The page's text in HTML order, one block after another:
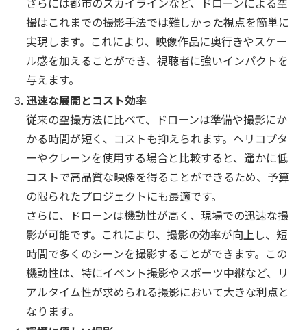
撮はこれまでの撮影手法では難しかった視点を簡単に
実現します。これにより、映像作品に奥行きやスケー
ル感を加えることができ、視聴者に強いインパクトを
与えます。
迅速な展開とコスト効率
従来の空撮方法に比べて、ドローンは準備や撮影にか
かる時間が短く、コストも抑えられます。ヘリコプタ
ーやクレーンを使用する場合と比較すると、遥かに低
コストで高品質な映像を得ることができるため、予算
の限られたプロジェクトにも最適です。
さらに、ドローンは機動性が高く、現場での迅速な撮
影が可能です。これにより、撮影の効率が向上し、短
時間で多くのシーンを撮影することができます。この
機動性は、特にイベント撮影やスポーツ中継など、リ
アルタイム性が求められる撮影において大きな利点と
なります。